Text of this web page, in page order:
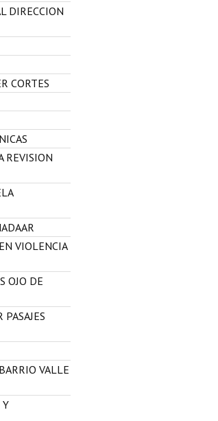
DIRECCION
CORTES
REVISION
VIOLENCIA
OJO DE
VALLE
Y